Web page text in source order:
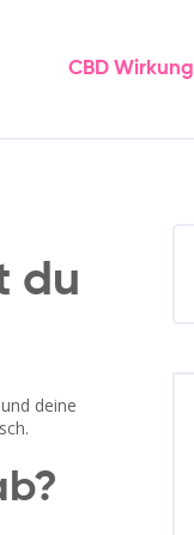
CBD Wirkung
du
deine